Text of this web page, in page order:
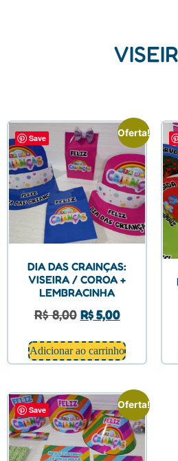
Save Oferta!
DIA DAS CRAINÇAS:
VISEIRA / COROA +
LEMBRACINHA
R$8,00 R$5,00
Adicionar ao carrinho
Save Oferta!